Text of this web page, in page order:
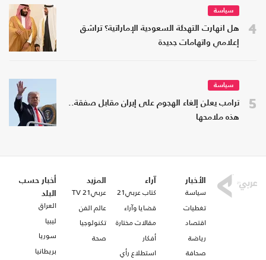
4
سياسة
هل انهارت التهدئة السعودية الإماراتية؟ تراشق
إعلامي واتهامات جديدة
5
سياسة
ترامب يعلن إلغاء الهجوم على إيران مقابل صفقة..
هذه ملامحها
الأخبار
سياسة
تغطيات
اقتصاد
رياضة
صحافة
آراء
كتاب عربي21
قضايا وآراء
مقالات مختارة
أفكار
استطلاع رأي
المزيد
عربي21 TV
عالم الفن
تكنولوجيا
صحة
أخبار حسب
البلد
العراق
ليبيا
سوريا
بريطانيا